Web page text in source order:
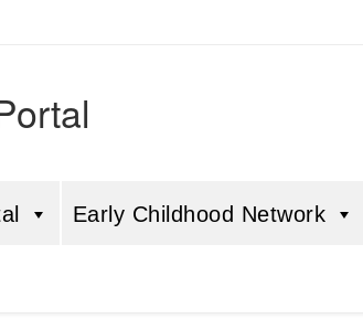
Early Childhood Network